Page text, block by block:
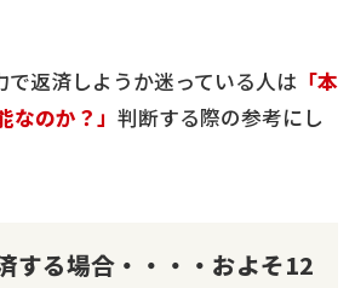
返済しようか迷っている人は 「本
のか？」 判断する際の参考にし
する場合・・・・およそ12